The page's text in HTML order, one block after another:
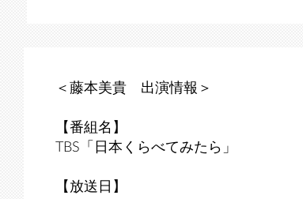
＜藤本美貴 出演情報＞
【番組名】
TBS「日本くらべてみたら」
【放送日】